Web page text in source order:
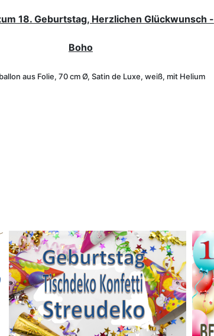
18. Geburtstag, Herzlichen Glückwunsch -
Boho
aus Folie, 70 cm Ø, Satin de Luxe, weiß, mit Helium